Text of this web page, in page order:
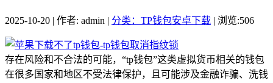
2025-10-20 | 作者: admin | 分类：TP钱包安卓下载 | 浏览:506
存在风险和不合法的可能，“tp钱包”这类虚拟货币相关的钱包
在很多国家和地区不受法律保护，且可能涉及金融诈骗、洗钱